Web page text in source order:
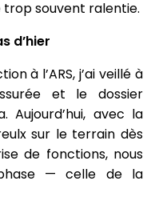
souvent ralentie.
d’hier
à l’ARS, j’ai veillé à
et le dossier
Aujourd’hui, avec la
sur le terrain dès
de fonctions, nous
— celle de la